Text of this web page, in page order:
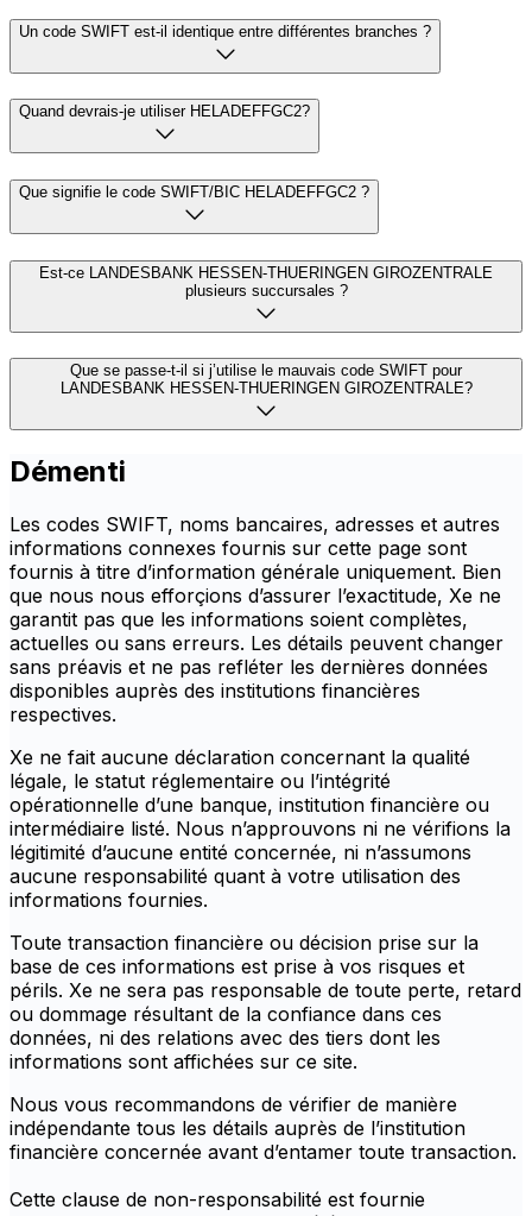
Un code SWIFT est-il identique entre différentes branches ?
Quand devrais-je utiliser HELADEFFGC2?
Que signifie le code SWIFT/BIC HELADEFFGC2 ?
Est-ce LANDESBANK HESSEN-THUERINGEN GIROZENTRALE
plusieurs succursales ?
Que se passe-t-il si j’utilise le mauvais code SWIFT pour
LANDESBANK HESSEN-THUERINGEN GIROZENTRALE?
Démenti
Les codes SWIFT, noms bancaires, adresses et autres
informations connexes fournis sur cette page sont
fournis à titre d’information générale uniquement. Bien
que nous nous efforçions d’assurer l’exactitude, Xe ne
garantit pas que les informations soient complètes,
actuelles ou sans erreurs. Les détails peuvent changer
sans préavis et ne pas refléter les dernières données
disponibles auprès des institutions financières
respectives.
Xe ne fait aucune déclaration concernant la qualité
légale, le statut réglementaire ou l’intégrité
opérationnelle d’une banque, institution financière ou
intermédiaire listé. Nous n’approuvons ni ne vérifions la
légitimité d’aucune entité concernée, ni n’assumons
aucune responsabilité quant à votre utilisation des
informations fournies.
Toute transaction financière ou décision prise sur la
base de ces informations est prise à vos risques et
périls. Xe ne sera pas responsable de toute perte, retard
ou dommage résultant de la confiance dans ces
données, ni des relations avec des tiers dont les
informations sont affichées sur ce site.
Nous vous recommandons de vérifier de manière
indépendante tous les détails auprès de l’institution
financière concernée avant d’entamer toute transaction.
Cette clause de non-responsabilité est fournie